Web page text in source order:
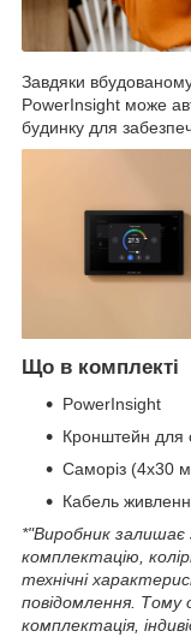
Завдяки
PowerInsight може
будинку для
Що в комплекті
PowerInsight
Кронштейн для
Саморіз (4x30
Кабель
*"Виробник
комплектацію,
технічні
повідомлення. Тому
комплектація,